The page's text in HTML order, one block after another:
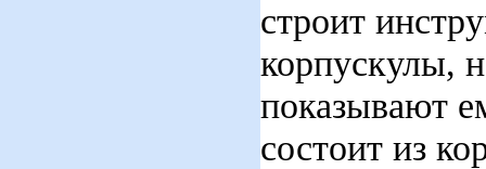
строит
корпускулы,
показывают
состоит из